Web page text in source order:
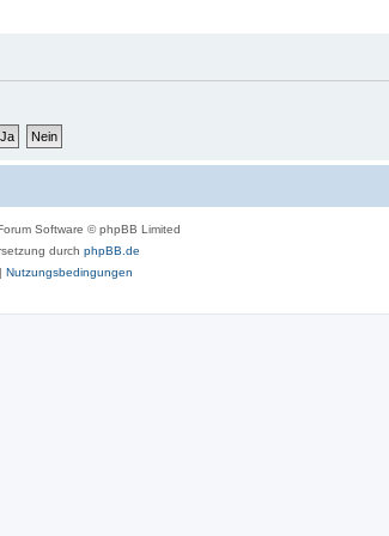
Software © phpBB Limited
durch phpBB.de
Nutzungsbedingungen